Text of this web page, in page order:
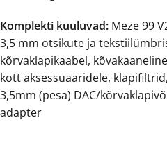
Komplekti kuuluvad: Meze 99
3,5 mm otsikute ja
kõrvaklapikaabel,
kott aksessuaaridele,
3,5mm (pesa) DAC/
adapter